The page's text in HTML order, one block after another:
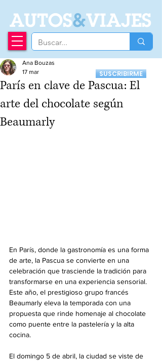
AUTOS&VIAJES
Recibí nuestro
Newsletter
SUSCRIBIRME
París en clave de Pascua: El
arte del chocolate según
Beaumarly
Ana Bouzas
17 mar
En París, donde la gastronomía es una forma
de arte, la Pascua se convierte en una
celebración que trasciende la tradición para
transformarse en una experiencia sensorial.
Este año, el prestigioso grupo francés
Beaumarly eleva la temporada con una
propuesta que rinde homenaje al chocolate
como puente entre la pastelería y la alta
cocina.
El domingo 5 de abril, la ciudad se viste de